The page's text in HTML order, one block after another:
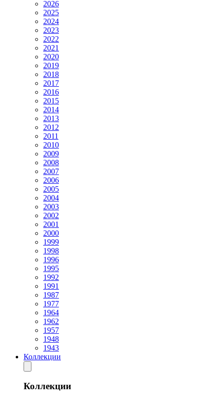
2026
2025
2024
2023
2022
2021
2020
2019
2018
2017
2016
2015
2014
2013
2012
2011
2010
2009
2008
2007
2006
2005
2004
2003
2002
2001
2000
1999
1998
1996
1995
1992
1991
1987
1977
1964
1962
1957
1948
1943
Коллекции
Коллекции